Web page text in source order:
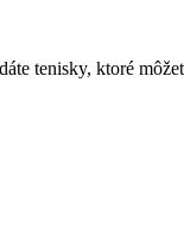
tenisky, ktoré